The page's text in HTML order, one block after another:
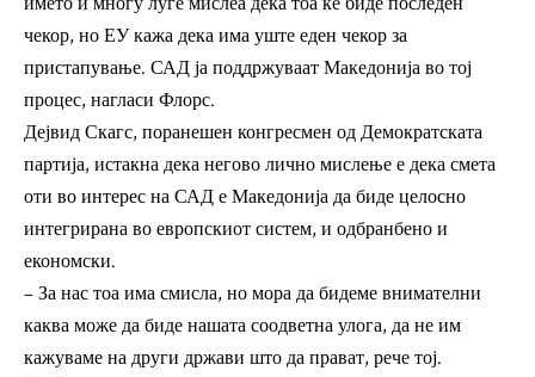
чекор, но ЕУ кажа дека има уште еден чекор за
пристапување. САД ја поддржуваат Македонија во тој
процес, нагласи Флорс.
Дејвид Скагс, поранешен конгресмен од Демократската
партија, истакна дека негово лично мислење е дека смета
оти во интерес на САД е Македонија да биде целосно
интегрирана во европскиот систем, и одбранбено и
економски.
– За нас тоа има смисла, но мора да бидеме внимателни
каква може да биде нашата соодветна улога, да не им
кажуваме на други држави што да прават, рече тој.